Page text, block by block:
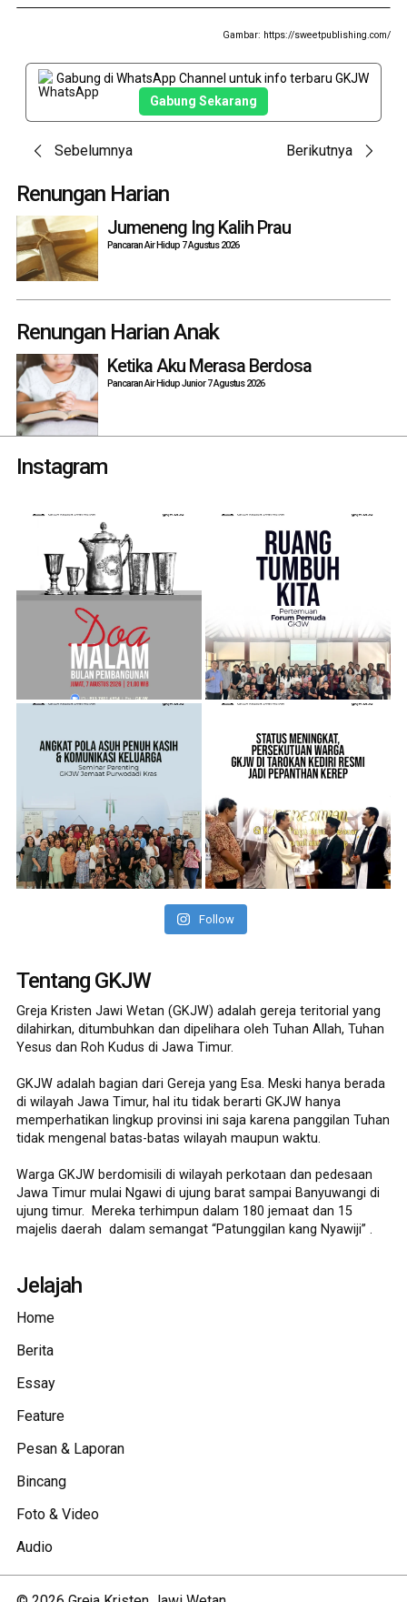
Gambar: https://sweetpublishing.com/
Gabung di WhatsApp Channel untuk info terbaru GKJW
Gabung Sekarang
Post
navigation
Sebelumnya Berikutnya
Renungan Harian
Jumeneng Ing Kalih Prau
Pancaran Air Hidup 7 Agustus 2026
Renungan Harian Anak
Ketika Aku Merasa Berdosa
Pancaran Air Hidup Junior 7 Agustus 2026
Instagram
Follow
Tentang GKJW
Greja Kristen Jawi Wetan (GKJW) adalah gereja teritorial yang
dilahirkan, ditumbuhkan dan dipelihara oleh Tuhan Allah, Tuhan
Yesus dan Roh Kudus di Jawa Timur.
GKJW adalah bagian dari Gereja yang Esa. Meski hanya berada
di wilayah Jawa Timur, hal itu tidak berarti GKJW hanya
memperhatikan lingkup provinsi ini saja karena panggilan Tuhan
tidak mengenal batas-batas wilayah maupun waktu.
Warga GKJW berdomisili di wilayah perkotaan dan pedesaan
Jawa Timur mulai Ngawi di ujung barat sampai Banyuwangi di
ujung timur. Mereka terhimpun dalam 180 jemaat dan 15
majelis daerah dalam semangat “Patunggilan kang Nyawiji” .
Jelajah
Home
Berita
Essay
Feature
Pesan & Laporan
Bincang
Foto & Video
Audio